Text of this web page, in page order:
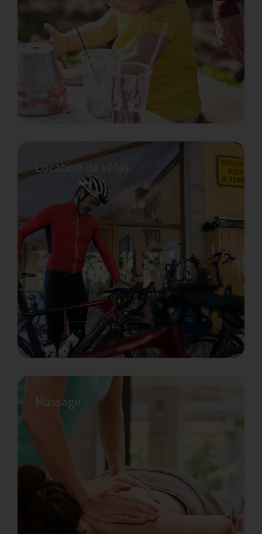
Location de vélos
vous pourrez donc profiter d’un merveilleux
vélo pendant votre séjour, sans avoir à le
démonter et à l’emballer pour voyager.
Massage
Avez-vous besoin d'un bon massage ?
Nous pouvons vous recommander plusieurs
masseurs qui peuvent venir au domaine
pour vous aider à libérer de vos cauchemars
et de votre stress. Nous connaissons des
thérapeutes qui travaillent avec une variété
de techniques et de styles, et qui parlent
également plusieurs langues.
Apprenez à faire du Kombucha
préparer, qui peut être aussi délicieuse que
saine !